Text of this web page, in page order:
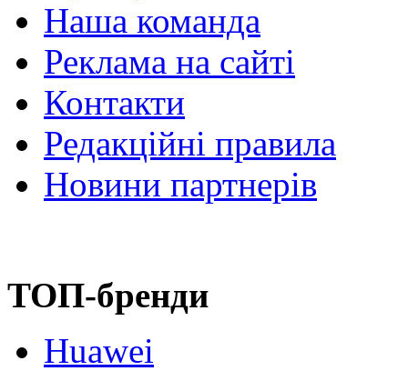
Наша команда
Реклама на сайті
Контакти
Редакційні правила
Новини партнерів
ТОП-бренди
Huawei